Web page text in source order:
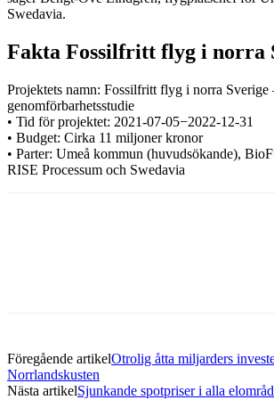
Swedavia.
Fakta Fossilfritt flyg i norra
Projektets namn: Fossilfritt flyg i norra Sverige
genomförbarhetsstudie
• Tid för projektet: 2021-07-05−2022-12-31
• Budget: Cirka 11 miljoner kronor
• Parter: Umeå kommun (huvudsökande),
RISE Processum och Swedavia
Föregående artikelOtrolig åtta miljarders
Norrlandskusten
Nästa artikelSjunkande spotpriser i alla